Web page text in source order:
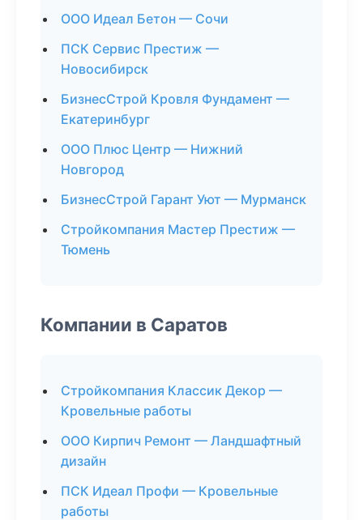
ООО Идеал Бетон — Сочи
ПСК Сервис Престиж —
Новосибирск
БизнесСтрой Кровля Фундамент —
Екатеринбург
ООО Плюс Центр — Нижний
Новгород
БизнесСтрой Гарант Уют — Мурманск
Стройкомпания Мастер Престиж —
Тюмень
Компании в Саратов
Стройкомпания Классик Декор —
Кровельные работы
ООО Кирпич Ремонт — Ландшафтный
дизайн
ПСК Идеал Профи — Кровельные
работы